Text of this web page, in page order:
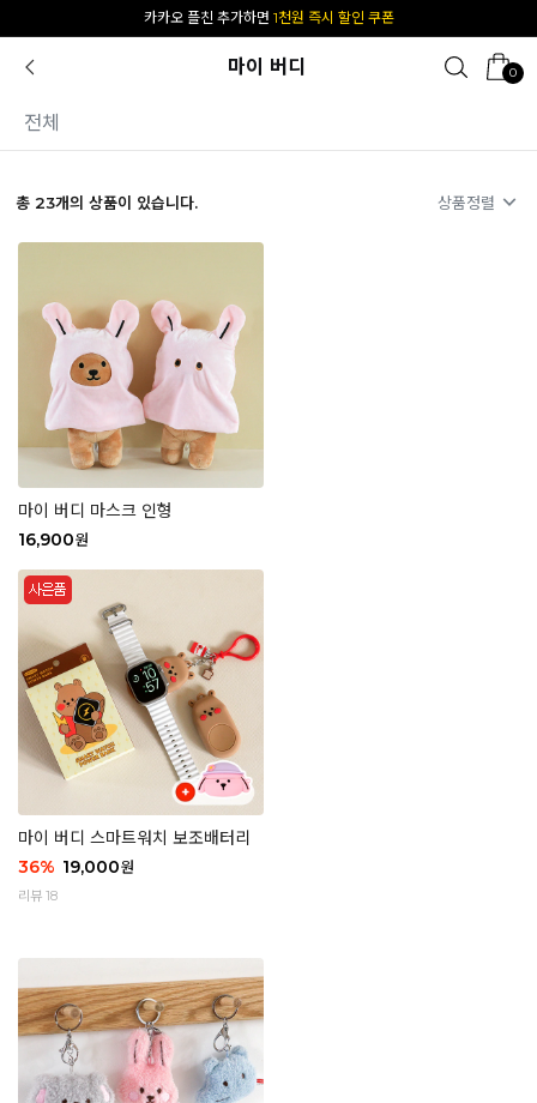
[공식몰 단독] 앱 다운받고2% 결제 할인 받기
마이 버디 0
전체
총 23개의 상품이 있습니다. 상품정렬
마이 버디 마스크 인형
16,900원
마이 버디 스마트워치 보조배터리
36% 19,000원
리뷰 18